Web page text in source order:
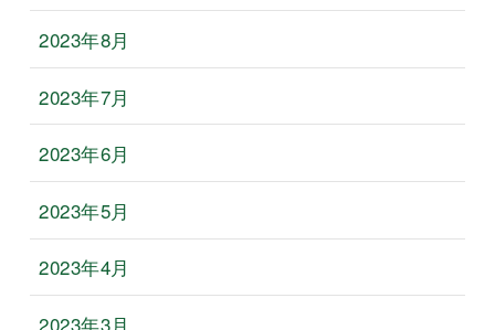
2023年8月
2023年7月
2023年6月
2023年5月
2023年4月
2023年3月